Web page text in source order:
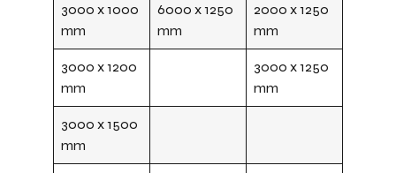
3000 x 1000
mm
6000 x 1250
mm
2000 x 1250
mm
3000 x 1200
mm
3000 x 1250
mm
3000 x 1500
mm